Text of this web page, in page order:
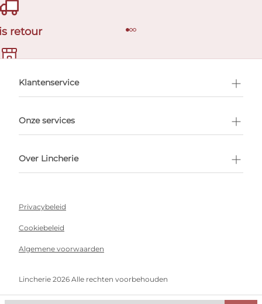
retour
afspraak
Klantenservice
Onze services
Over Lincherie
Privacybeleid
Cookiebeleid
Algemene voorwaarden
Lincherie 2026 Alle rechten voorbehouden